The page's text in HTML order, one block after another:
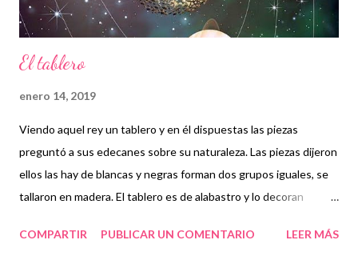
El tablero
enero 14, 2019
Viendo aquel rey un tablero y en él dispuestas las piezas
preguntó a sus edecanes sobre su naturaleza. Las piezas dijeron
ellos las hay de blancas y negras forman dos grupos iguales, se
tallaron en madera. El tablero es de alabastro y lo decoran
campo de batalla, combaten en él las piezas y en sus idas y
COMPARTIR PUBLICAR UN COMENTARIO LEER MÁS